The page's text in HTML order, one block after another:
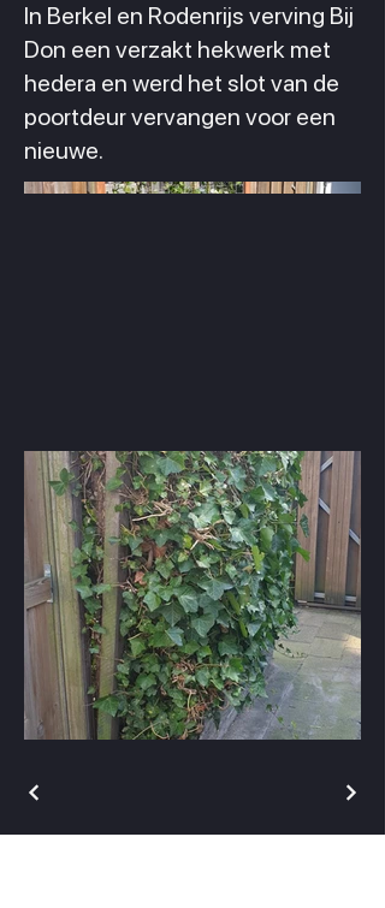
In Berkel en Rodenrijs verving Bij
Don een verzakt hekwerk met
hedera en werd het slot van de
poortdeur vervangen voor een
nieuwe.